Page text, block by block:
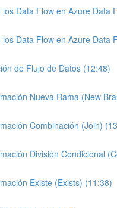
Data Flow en Azure Data
Data Flow en Azure Data
de Flujo de Datos (12:48)
Nueva Rama (New
Combinación (Join)
División Condicional
Existe (Exists) (11:38)